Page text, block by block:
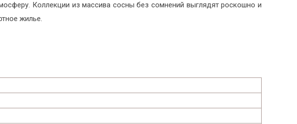
Коллекции из массива сосны без сомнений выглядят роскошно и
жилье.